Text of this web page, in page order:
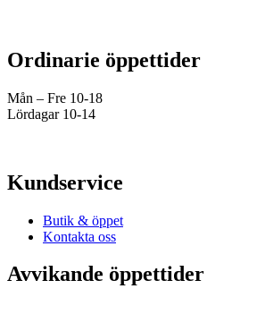
Ordinarie öppettider
Mån – Fre 10-18
Lördagar 10-14
Kundservice
Butik & öppet
Kontakta oss
Avvikande öppettider